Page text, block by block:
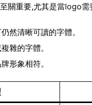
關重要,尤其是當logo
然清晰可讀的字體。
雜的字體。
形象相符。